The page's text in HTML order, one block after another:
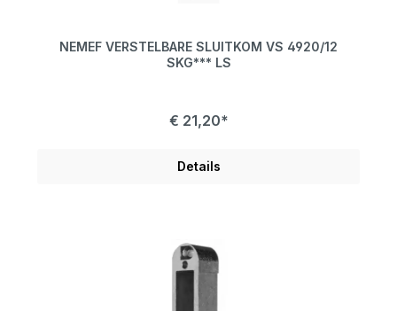
NEMEF VERSTELBARE SLUITKOM VS 4920/12
SKG*** LS
€ 21,20*
Details